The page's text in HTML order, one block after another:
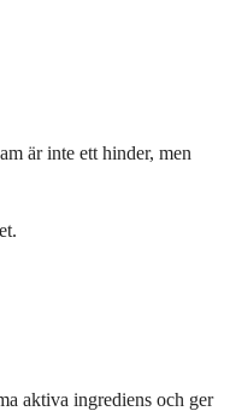
är inte ett hinder, men
aktiva ingrediens och ger